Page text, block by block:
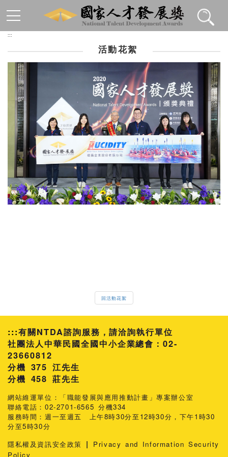
:::
活動花絮
回活動花絮
:::有關NTDA諮詢服務，請洽詢執行單位
社團法人中華民國全國中小企業總會：02-
23660812
分機 375 江先生
458 莊先生
網站維運單位：「職能發展與應用推動計畫」專案辦公室
聯絡電話：02-2701-6565 分機334
服務時間：週一至週五 上午8時30分至12時30分，下午1時30
分至5時30分
隱私權及資訊安全政策 |
Privacy and Information Security
Policy